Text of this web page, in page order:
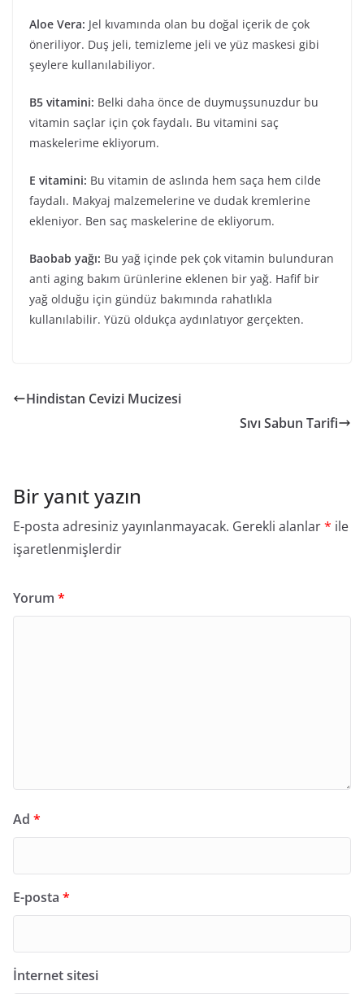
Aloe Vera: Jel kıvamında olan bu doğal içerik de çok
öneriliyor. Duş jeli, temizleme jeli ve yüz maskesi gibi
şeylere kullanılabiliyor.
B5 vitamini: Belki daha önce de duymuşsunuzdur bu
vitamin saçlar için çok faydalı. Bu vitamini saç
maskelerime ekliyorum.
E vitamini: Bu vitamin de aslında hem saça hem cilde
faydalı. Makyaj malzemelerine ve dudak kremlerine
ekleniyor. Ben saç maskelerine de ekliyorum.
Baobab yağı: Bu yağ içinde pek çok vitamin bulunduran
anti aging bakım ürünlerine eklenen bir yağ. Hafif bir
yağ olduğu için gündüz bakımında rahatlıkla
kullanılabilir. Yüzü oldukça aydınlatıyor gerçekten.
Hindistan Cevizi Mucizesi
Sıvı Sabun Tarifi
Bir yanıt yazın
E-posta adresiniz yayınlanmayacak. Gerekli alanlar* ile
işaretlenmişlerdir
Yorum *
Ad *
E-posta *
İnternet sitesi